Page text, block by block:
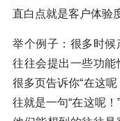
直白点就是客户体验
举个例子：很多时
往往会提出一些功能
很多页告诉你“在这
往就是一句“在这呢